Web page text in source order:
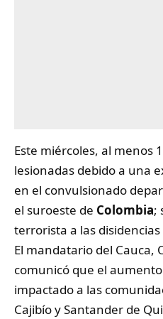
Este miércoles, al menos
lesionadas debido a una
en el convulsionado
el suroeste de Colombia;
terrorista a las disidencias
El mandatario del Cauca,
comunicó que el
impactado a las
Cajibío y Santander de